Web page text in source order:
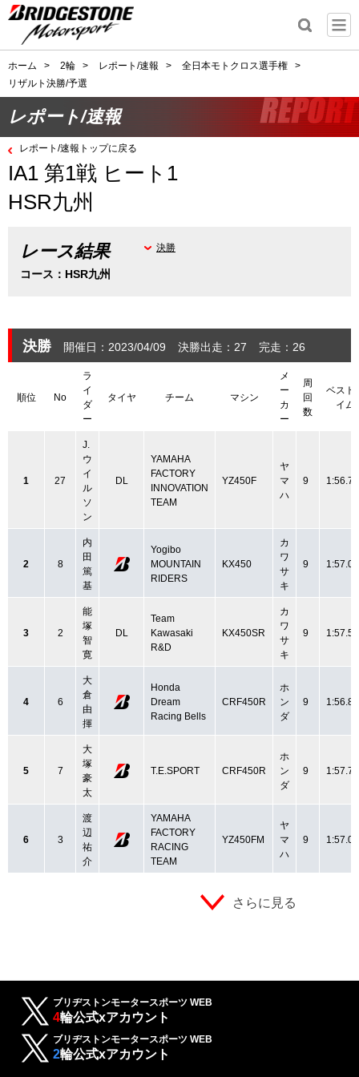
ホーム > 2輪 > レポート/速報 > 全日本モトクロス選手権
>
リザルト決勝/予選
レポート/速報
レポート/速報トップに戻る
IA1 第1戦 ヒート1
HSR九州
レース結果
コース：HSR九州
決勝
決勝 開催日：2023/04/09 決勝出走：27 完走：26
順位 No
ラ
イ
ダ
ー
タイヤ チーム マシン
メ
ー
カ
ー
周
回
数
ベスト
イム
1 27
J.
ウ
イ
ル
ソ
ン
DL
YAMAHA
FACTORY
INNOVATION
TEAM
YZ450F
ヤ
マ
ハ
9
2 8
内
田
篤
基
Yogibo
MOUNTAIN
RIDERS
KX450
カ
ワ
サ
キ
9
3 2
能
塚
智
寛
DL
Team
Kawasaki
R&D
KX450SR
カ
ワ
サ
キ
9
4 6
大
倉
由
揮
Honda
Dream
Racing Bells
CRF450R
ホ
ン
ダ
9
5 7
大
塚
豪
太
T.E.SPORT CRF450R
ホ
ン
ダ
9
6 3
渡
辺
祐
介
YAMAHA
FACTORY
RACING
TEAM
YZ450FM
ヤ
マ
ハ
9
さらに見る
ブリヂストンモータースポーツ WEB
4輪公式xアカウント
ブリヂストンモータースポーツ WEB
2輪公式xアカウント